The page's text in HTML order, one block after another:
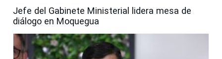
Jefe del Gabinete Ministerial lidera mesa de
diálogo en Moquegua